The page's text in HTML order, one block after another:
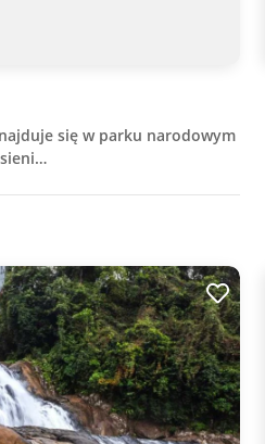
się w parku narodowym